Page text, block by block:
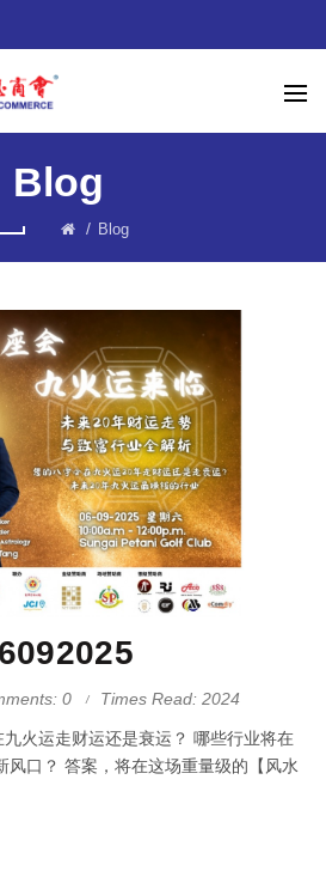
Blog
Blog
0 Times Read: 2024
火运走财运还是衰运？ 哪些行业将在
风口？ 答案，将在这场重量级的【风水